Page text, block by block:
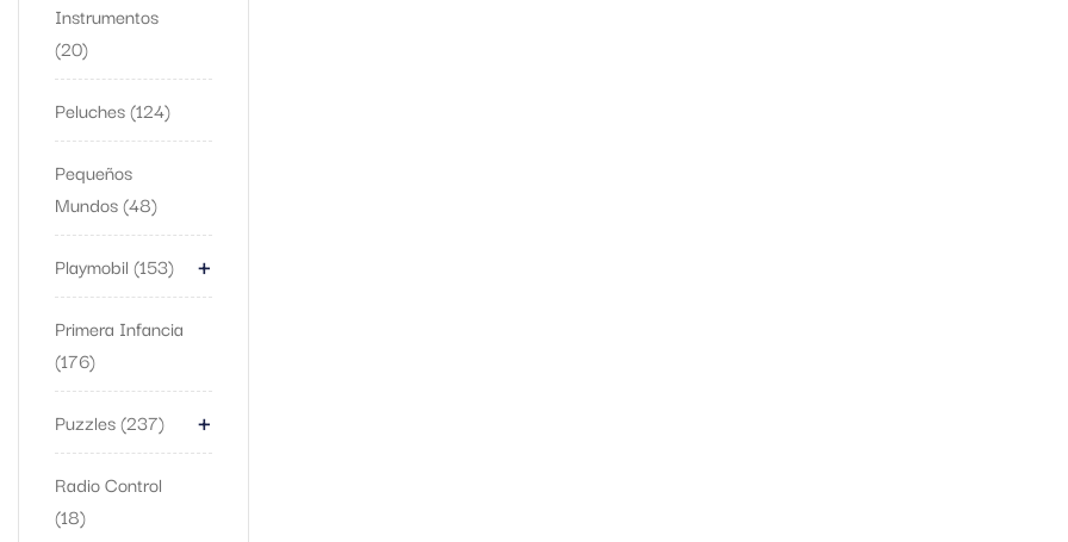
Instrumentos
20
Peluches 124
Pequeños
Mundos 48
Playmobil 153 +
Primera Infancia
176
Puzzles 237 +
Radio Control
18